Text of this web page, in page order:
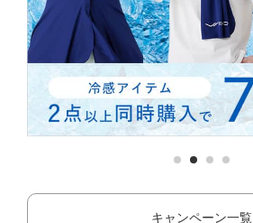
キャンペーン一覧